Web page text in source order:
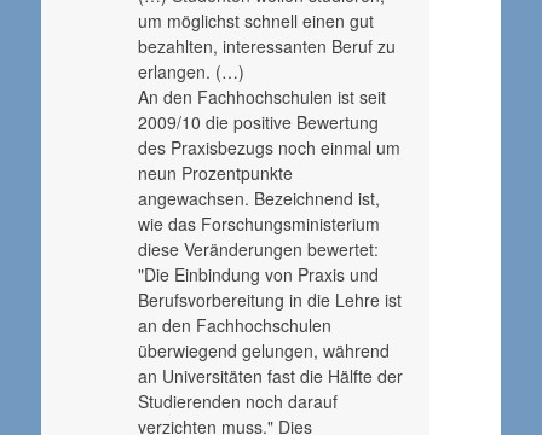
um möglichst schnell einen gut
bezahlten, interessanten Beruf zu
erlangen. (…)
An den Fachhochschulen ist seit
2009/10 die positive Bewertung
des Praxisbezugs noch einmal um
neun Prozentpunkte
angewachsen. Bezeichnend ist,
wie das Forschungsministerium
diese Veränderungen bewertet:
"Die Einbindung von Praxis und
Berufsvorbereitung in die Lehre ist
an den Fachhochschulen
überwiegend gelungen, während
an Universitäten fast die Hälfte der
Studierenden noch darauf
verzichten muss." Dies